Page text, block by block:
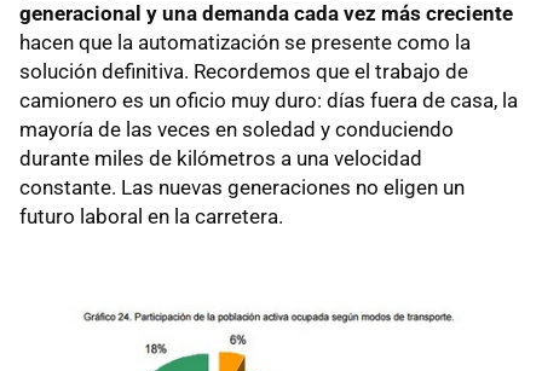
generacional y una demanda cada vez más creciente
hacen que la automatización se presente como la
solución definitiva. Recordemos que el trabajo de
camionero es un oficio muy duro: días fuera de casa, la
mayoría de las veces en soledad y conduciendo
durante miles de kilómetros a una velocidad
constante. Las nuevas generaciones no eligen un
futuro laboral en la carretera.